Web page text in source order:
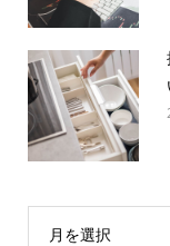
月を選択